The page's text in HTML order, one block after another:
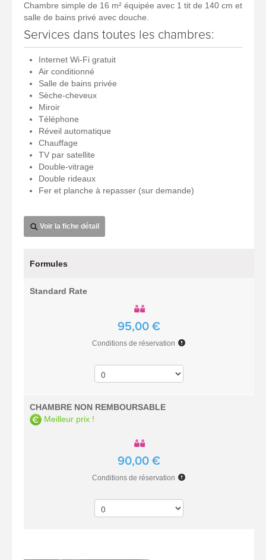
Chambre simple de 16 m² équipée avec 1 tit de 140 cm et
salle de bains privé avec douche.
Services dans toutes les chambres:
Internet Wi-Fi gratuit
Air conditionné
Salle de bains privée
Sèche-cheveux
Miroir
Téléphone
Réveil automatique
Chauffage
TV par satellite
Double-vitrage
Double rideaux
Fer et planche à repasser (sur demande)
Voir la fiche détail
Formules
Standard Rate
95,00 €
Conditions de réservation
CHAMBRE NON REMBOURSABLE
Meilleur prix !
90,00 €
Conditions de réservation